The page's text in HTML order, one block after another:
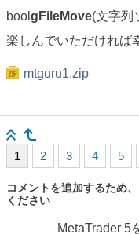
bool gFileMove(文字列
楽しんでいただければ
mtguru1.zip
1 2 3 4 5
コメントを追加するため、
ください
MetaTrader 5